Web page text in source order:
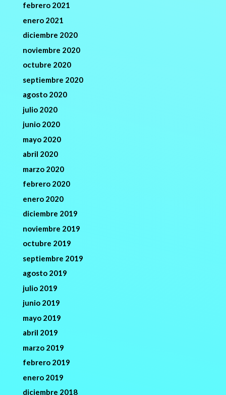
febrero 2021
enero 2021
diciembre 2020
noviembre 2020
octubre 2020
septiembre 2020
agosto 2020
julio 2020
junio 2020
mayo 2020
abril 2020
marzo 2020
febrero 2020
enero 2020
diciembre 2019
noviembre 2019
octubre 2019
septiembre 2019
agosto 2019
julio 2019
junio 2019
mayo 2019
abril 2019
marzo 2019
febrero 2019
enero 2019
diciembre 2018